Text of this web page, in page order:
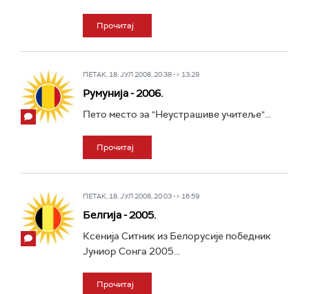
Прочитај
ПЕТАК, 18. ЈУЛ 2008, 20:38 -> 13:29
Румунија - 2006.
Пето место за "Неустрашиве учитеље"...
Прочитај
ПЕТАК, 18. ЈУЛ 2008, 20:03 -> 16:59
Белгија - 2005.
Ксенија Ситник из Белорусије победник
Јуниор Сонга 2005...
Прочитај